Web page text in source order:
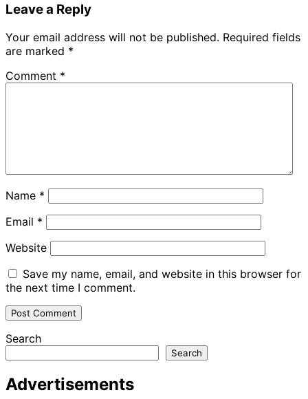
Leave a Reply
Your email address will not be published. Required fields
are marked *
Comment *
Name *
Email *
Website
Save my name, email, and website in this browser for
the next time I comment.
Search
Search
Advertisements